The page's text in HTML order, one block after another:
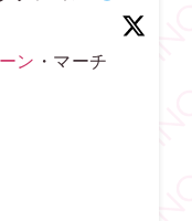
ン ・マーチ